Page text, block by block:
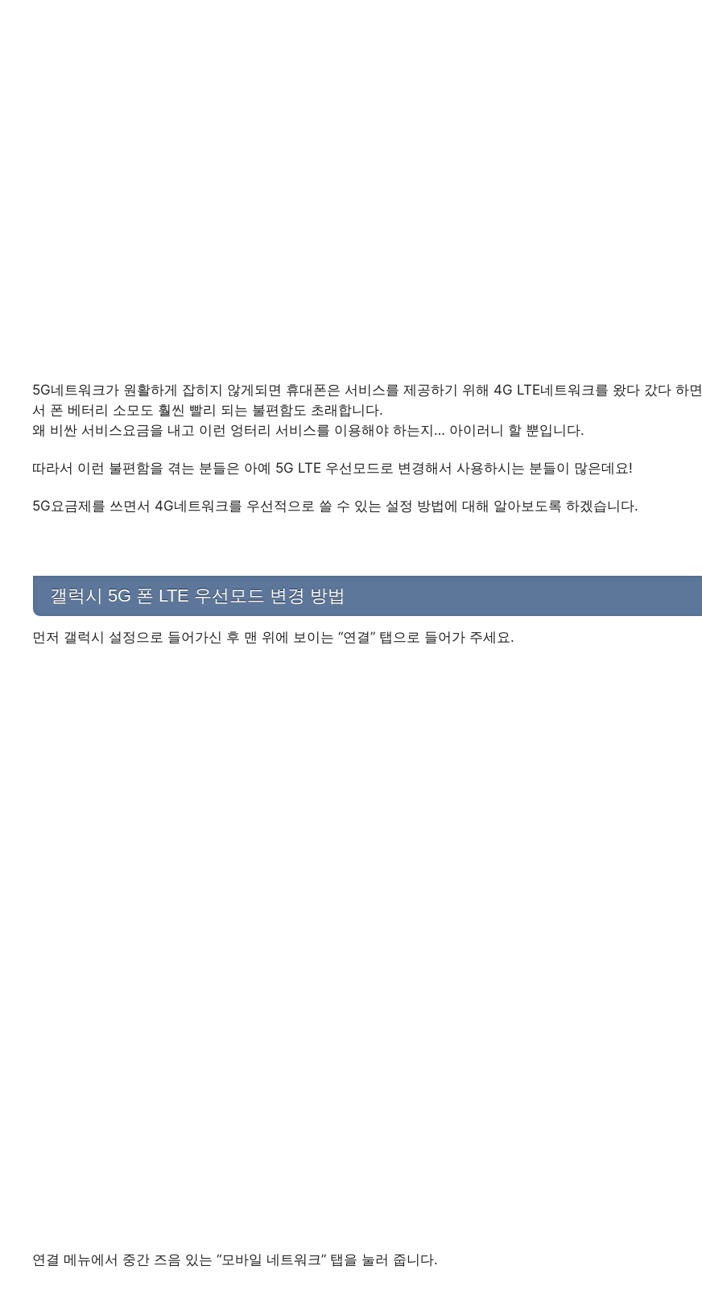
5G네트워크가 원활하게 잡히지 않게되면 휴대폰은 서비스를 제공하기 위해 4G LTE네트워크를 왔다 갔다 하면
서 폰 베터리 소모도 훨씬 빨리 되는 불편함도 초래합니다.
왜 비싼 서비스요금을 내고 이런 엉터리 서비스를 이용해야 하는지… 아이러니 할 뿐입니다.
따라서 이런 불편함을 겪는 분들은 아예 5G LTE 우선모드로 변경해서 사용하시는 분들이 많은데요!
5G요금제를 쓰면서 4G네트워크를 우선적으로 쓸 수 있는 설정 방법에 대해 알아보도록 하겠습니다.
갤럭시 5G 폰 LTE 우선모드 변경 방법
먼저 갤럭시 설정으로 들어가신 후 맨 위에 보이는 “연결” 탭으로 들어가 주세요.
연결 메뉴에서 중간 즈음 있는 “모바일 네트워크” 탭을 눌러 줍니다.